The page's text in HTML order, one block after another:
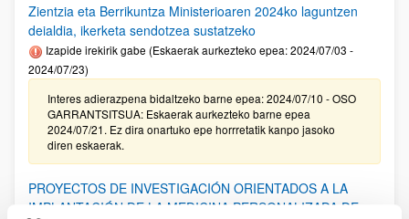
Zientzia eta Berrikuntza Ministerioaren 2024ko laguntzen
deialdia, ikerketa sendotzea sustatzeko
Izapide irekirik gabe (Eskaerak aurkezteko epea: 2024/07/03 -
2024/07/23)
Interes adierazpena bidaltzeko barne epea: 2024/07/10 - OSO
GARRANTSITSUA: Eskaerak aurkezteko barne epea
2024/07/21. Ez dira onartuko epe horrretatik kanpo jasoko
diren eskaerak.
PROYECTOS DE INVESTIGACIÓN ORIENTADOS A LA
IMPLANTACIÓN DE LA MEDICINA PERSONALIZADA DE